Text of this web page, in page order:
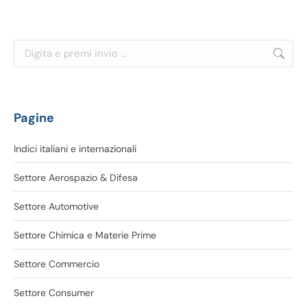
Cerca:
Pagine
Indici italiani e internazionali
Settore Aerospazio & Difesa
Settore Automotive
Settore Chimica e Materie Prime
Settore Commercio
Settore Consumer